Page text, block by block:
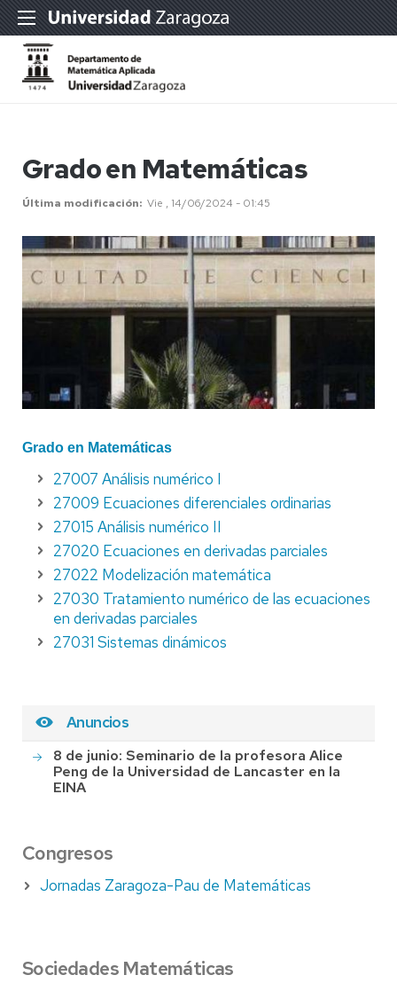
Grado en Matemáticas
Última modificación Vie , 14/06/2024 - 01:45
Grado en Matemáticas
27007 Análisis numérico I
27009 Ecuaciones diferenciales ordinarias
27015 Análisis numérico II
27020 Ecuaciones en derivadas parciales
27022 Modelización matemática
27030 Tratamiento numérico de las ecuaciones
en derivadas parciales
27031 Sistemas dinámicos
Anuncios
8 de junio: Seminario de la profesora Alice
Peng de la Universidad de Lancaster en la
EINA
Congresos
Jornadas Zaragoza-Pau de Matemáticas
Sociedades Matemáticas